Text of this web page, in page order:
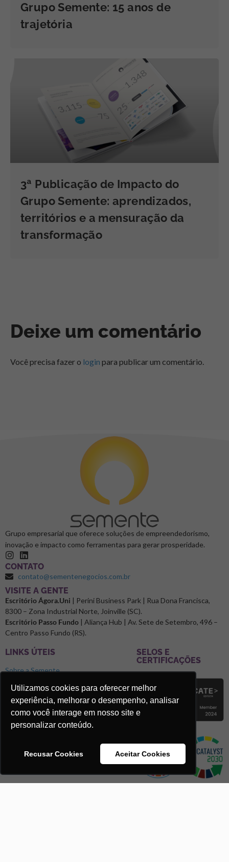
Utilizamos cookies para oferecer melhor
experiência, melhorar o desempenho, analisar
como você interage em nosso site e
personalizar conteúdo.
Recusar Cookies Aceitar Cookies
Grupo Semente: 15 anos de
trajetória
3ª Publicação de Impacto do
Grupo Semente: aprendizados,
territórios e a mensuração da
transformação
Deixe um comentário
Você precisa fazer o login para publicar um comentário.
Grupo empresarial que oferece soluções de empreendedorismo,
inovação e impacto como ferramentas para gerar prosperidade.
CONTATO
contato@sementenegocios.com.br
⁠VISITE A GENTE
Escritório Ágora.Uni | Perini Business Park | Rua Dona Francisca,
8300 – Zona Industrial Norte, Joinville (SC).
Escritório Passo Fundo | Aliança Hub | Av. Sete de Setembro, 496 –
Centro Passo Fundo (RS).
LINKS ÚTEIS
Sobre a Semente
Blog
Podcast Microclimas
Faça parte da Rede Semente
SELOS E
CERTIFICAÇÕES